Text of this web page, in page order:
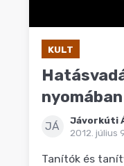
KULT
nyomában
JÁ
Jávorkúti
2012. július
Tanítók és